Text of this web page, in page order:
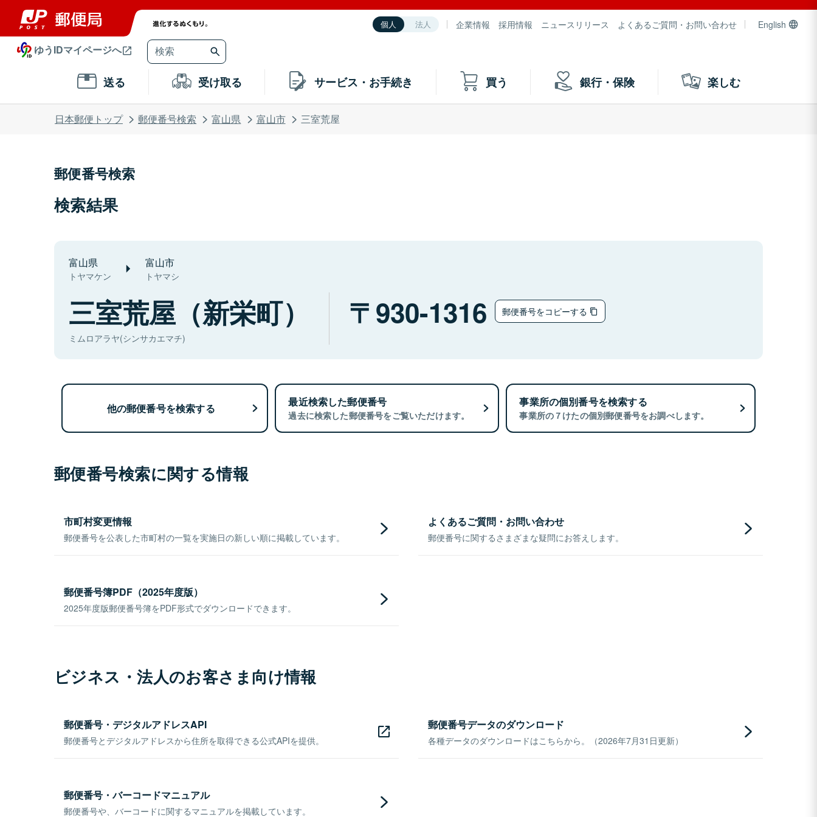
個人 法人 企業情報 採用情報 ニュースリリース よくあるご質問・お問い合わせ English
ゆうIDマイページへ
送る 受け取る サービス・お手続き 買う 銀行・保険 楽しむ
日本郵便トップ 郵便番号検索 富山県 富山市 三室荒屋
郵便番号検索
検索結果
富山県
トヤマケン
富山市
トヤマシ
三室荒屋（新栄町）
ミムロアラヤ(シンサカエマチ)
930-1316 郵便番号をコピーする
他の郵便番号を検索する 最近検索した郵便番号
過去に検索した郵便番号をご覧いただけます。
事業所の個別番号を検索する
事業所の７けたの個別郵便番号をお調べします。
郵便番号検索に関する情報
市町村変更情報
郵便番号を公表した市町村の一覧を実施日の新しい順に掲載しています。
よくあるご質問・お問い合わせ
郵便番号に関するさまざまな疑問にお答えします。
郵便番号簿PDF（2025年度版）
2025年度版郵便番号簿をPDF形式でダウンロードできます。
ビジネス・法人のお客さま向け情報
郵便番号・デジタルアドレスAPI
郵便番号とデジタルアドレスから住所を取得できる公式APIを提供。
郵便番号データのダウンロード
各種データのダウンロードはこちらから。（2026年7月31日更新）
郵便番号・バーコードマニュアル
郵便番号や、バーコードに関するマニュアルを掲載しています。